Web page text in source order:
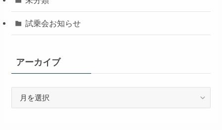
試乗会お知らせ
アーカイブ